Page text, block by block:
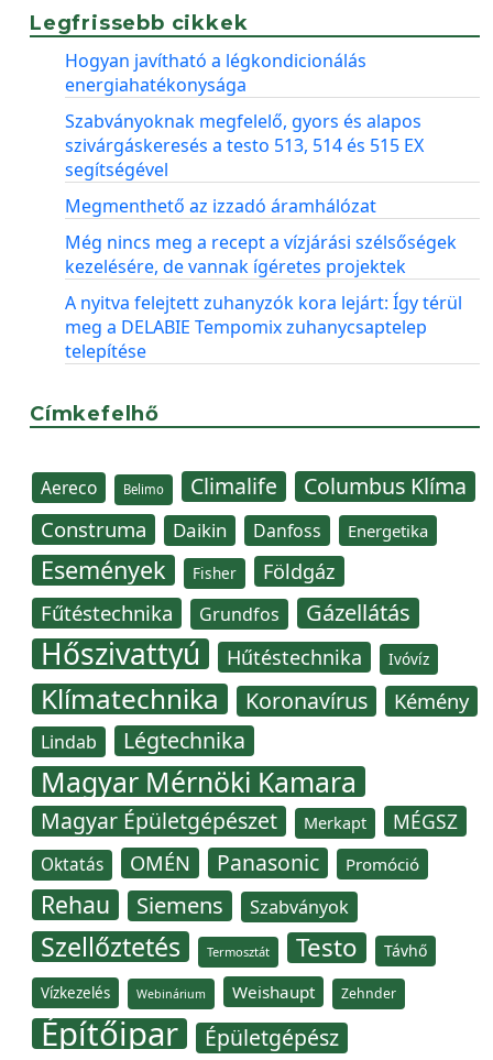
Legfrissebb cikkek
Hogyan javítható a légkondicionálás
energiahatékonysága
Szabványoknak megfelelő, gyors és alapos
szivárgáskeresés a testo 513, 514 és 515 EX
segítségével
Megmenthető az izzadó áramhálózat
Még nincs meg a recept a vízjárási szélsőségek
kezelésére, de vannak ígéretes projektek
A nyitva felejtett zuhanyzók kora lejárt: Így térül
meg a DELABIE Tempomix zuhanycsaptelep
telepítése
Címkefelhő
Aereco Belimo Climalife Columbus Klíma
Construma Daikin Danfoss Energetika
Események Fisher Földgáz
Fűtéstechnika Grundfos Gázellátás
Hőszivattyú Hűtéstechnika Ivóvíz
Klímatechnika Koronavírus Kémény
Lindab Légtechnika
Magyar Mérnöki Kamara
Magyar Épületgépészet Merkapt MÉGSZ
Oktatás OMÉN Panasonic Promóció
Rehau Siemens Szabványok
Szellőztetés Termosztát Testo Távhő
Vízkezelés Webinárium Weishaupt Zehnder
Építőipar Épületgépész